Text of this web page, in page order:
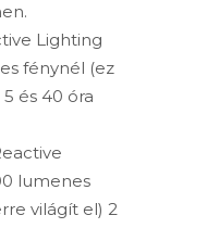
Lighting
fénynél (ez
és 40 óra
lumenes
világít el) 2